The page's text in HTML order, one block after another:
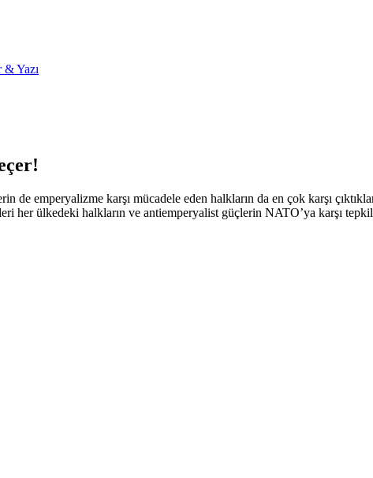
Yazı
emperyalizme karşı mücadele eden halkların da en çok karşı
ülkedeki halkların ve antiemperyalist güçlerin NATO’ya karşı